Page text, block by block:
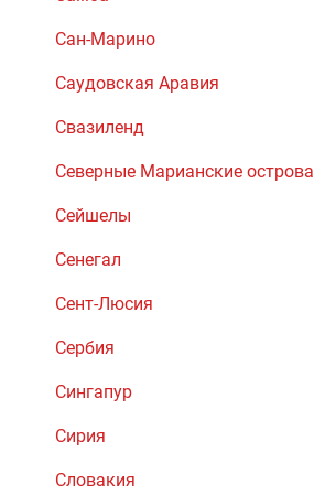
Сан-Марино
Саудовская Аравия
Свазиленд
Северные Марианские острова
Сейшелы
Сенегал
Сент-Люсия
Сербия
Сингапур
Сирия
Словакия